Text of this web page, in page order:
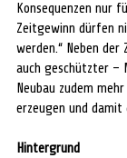
Konsequenzen nur
Zeitgewinn dürfen
werden.“ Neben
auch geschützter –
Neubau zudem
erzeugen und
Hintergrund